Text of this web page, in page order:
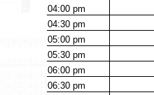
04:00pm
04:30pm
05:00pm
05:30pm
06:00pm
06:30pm